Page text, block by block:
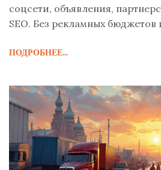
соцсети, объявления,
SEO. Без рекламных бюджетов
ПОДРОБНЕЕ...